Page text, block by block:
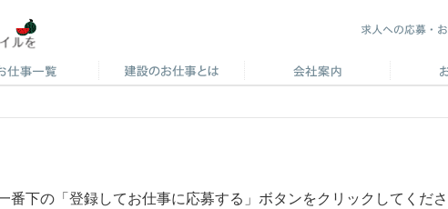
番下の「登録してお仕事に応募する」ボタンをクリックしてくだ